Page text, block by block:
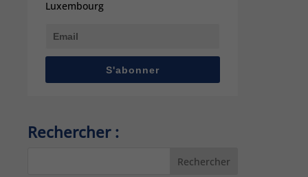
Luxembourg
S'abonner
Rechercher :
Rechercher